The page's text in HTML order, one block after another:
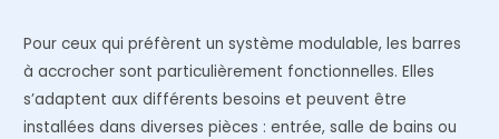
Pour ceux qui préfèrent un système modulable, les barres
à accrocher sont particulièrement fonctionnelles. Elles
s’adaptent aux différents besoins et peuvent être
installées dans diverses pièces : entrée, salle de bains ou